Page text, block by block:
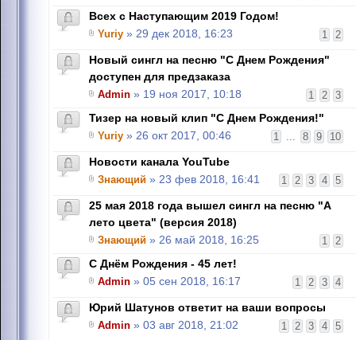
Всех с Наступающим 2019 Годом!
1 2
Yuriy » 29 дек 2018, 16:23
Новый сингл на песню "С Днем Рождения"
доступен для предзаказа
1 2 3
Admin » 19 ноя 2017, 10:18
Тизер на новый клип "С Днем Рождения!"
1 ... 8 9 10
Yuriy » 26 окт 2017, 00:46
Новости канала YouTube
1 2 3 4 5
Знающий » 23 фев 2018, 16:41
25 мая 2018 года вышел сингл на песню "А
лето цвета" (версия 2018)
1 2
Знающий » 26 май 2018, 16:25
С Днём Рождения - 45 лет!
1 2 3 4
Admin » 05 сен 2018, 16:17
Юрий Шатунов ответит на ваши вопросы
1 2 3 4 5
Admin » 03 авг 2018, 21:02